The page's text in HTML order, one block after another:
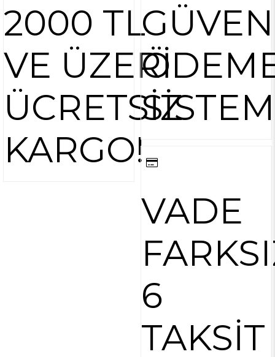
2000 TL
VE ÜZERİ
ÜCRETSİZ
KARGO!
VADE
6
TAKSİT